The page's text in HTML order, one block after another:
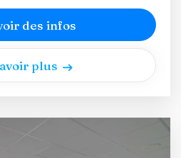
des infos
plus